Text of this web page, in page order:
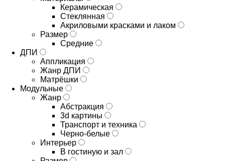
Керамическая
Стеклянная
Акриловыми красками и лаком
Размер
Средние
ДПИ
Аппликация
Жанр ДПИ
Матрёшки
Модульные
Жанр
Абстракция
3d картины
Транспорт и техника
Черно-белые
Интерьер
В гостиную и зал